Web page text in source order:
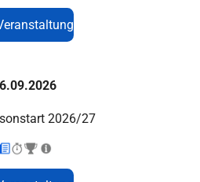
2026/27